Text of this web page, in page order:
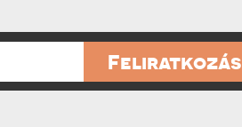
Feliratkozás